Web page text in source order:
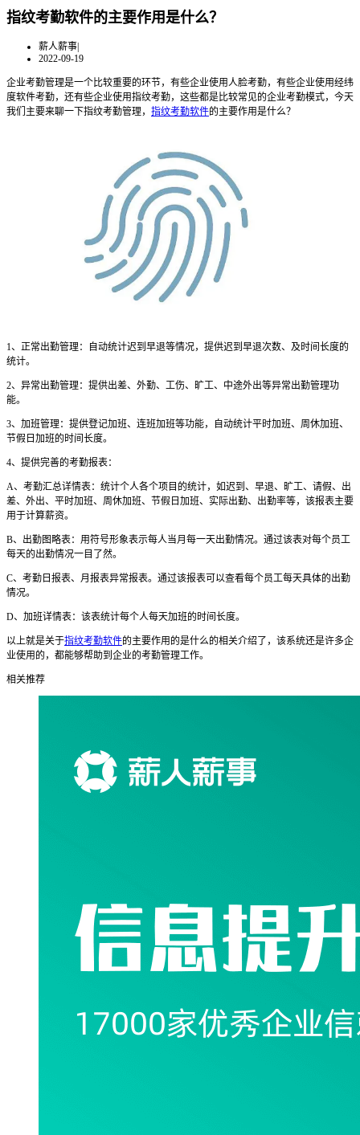
指纹考勤软件的主要作用是什么？
薪人薪事|
2022-09-19
企业考勤管理是一个比较重要的环节，有些企业使用人脸考勤，有些企业使用经纬
度软件考勤，还有些企业使用指纹考勤，这些都是比较常见的企业考勤模式，今天
我们主要来聊一下指纹考勤管理， 指纹考勤软件的主要作用是什么？
1、正常出勤管理：自动统计迟到早退等情况，提供迟到早退次数、及时间长度的
统计。
2、异常出勤管理：提供出差、外勤、工伤、旷工、中途外出等异常出勤管理功
能。
3、加班管理：提供登记加班、连班加班等功能，自动统计平时加班、周休加班、
节假日加班的时间长度。
4、提供完善的考勤报表：
A、考勤汇总详情表：统计个人各个项目的统计，如迟到、早退、旷工、请假、出
差、外出、平时加班、周休加班、节假日加班、实际出勤、出勤率等，该报表主要
用于计算薪资。
B、出勤图略表：用符号形象表示每人当月每一天出勤情况。通过该表对每个员工
每天的出勤情况一目了然。
C、考勤日报表、月报表异常报表。通过该报表可以查看每个员工每天具体的出勤
情况。
D、 加班详情表：该表统计每个人每天加班的时间长度。
以上就是关于指纹考勤软件的主要作用的是什么的相关介绍了，该系统还是许多企
业使用的，都能够帮助到企业的考勤管理工作。
相关推荐